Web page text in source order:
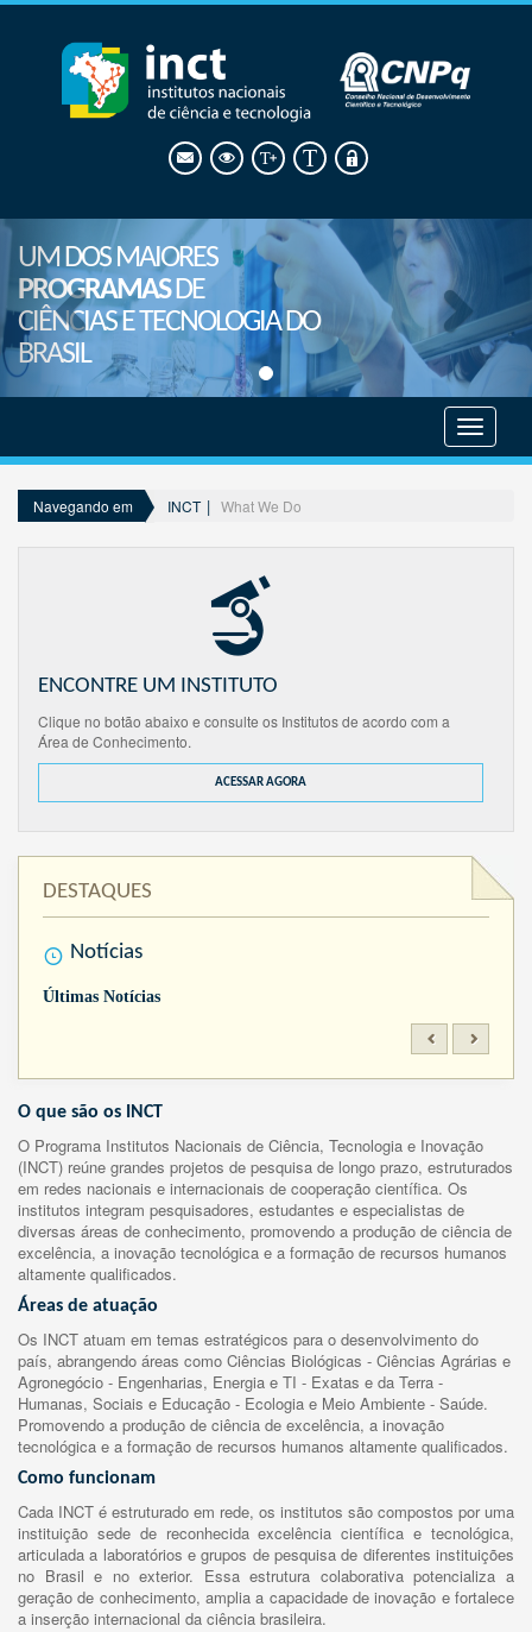
UM DOS MAIORES
PROGRAMASDE
CIÊNCIAS E TECNOLOGIA DO
BRASIL
menu
Navegando em INCT What We Do
ENCONTRE UM INSTITUTO
Clique no botão abaixo e consulte os Institutos de acordo com a
Área de Conhecimento.
ACESSAR AGORA
DESTAQUES
Notícias
Últimas Notícias
O que são os INCT
O Programa Institutos Nacionais de Ciência, Tecnologia e Inovação
(INCT) reúne grandes projetos de pesquisa de longo prazo, estruturados
em redes nacionais e internacionais de cooperação científica. Os
institutos integram pesquisadores, estudantes e especialistas de
diversas áreas de conhecimento, promovendo a produção de ciência de
excelência, a inovação tecnológica e a formação de recursos humanos
altamente qualificados.
Áreas de atuação
Os INCT atuam em temas estratégicos para o desenvolvimento do
país, abrangendo áreas como Ciências Biológicas - Ciências Agrárias e
Agronegócio - Engenharias, Energia e TI - Exatas e da Terra -
Humanas, Sociais e Educação - Ecologia e Meio Ambiente - Saúde.
Promovendo a produção de ciência de excelência, a inovação
tecnológica e a formação de recursos humanos altamente qualificados.
Como funcionam
Cada INCT é estruturado em rede, os institutos são compostos por uma
instituição sede de reconhecida excelência científica e tecnológica,
articulada a laboratórios e grupos de pesquisa de diferentes instituições
no Brasil e no exterior. Essa estrutura colaborativa potencializa a
geração de conhecimento, amplia a capacidade de inovação e fortalece
a inserção internacional da ciência brasileira.